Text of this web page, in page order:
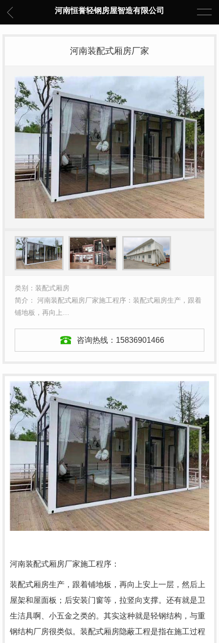
河南恒誉轻钢房屋智造有限公司
河南装配式厢房厂家
类别：装配式厢房
简介： 河南装配式厢房厂家施工程序：装配式厢房生产，跟着
铺地板，再向上…
咨询热线： 15836901466
河南装配式厢房厂家施工程序：
装配式厢房生产，跟着铺地板，再向上安上一层，然后上
屋架和屋面板；后安装门窗等，拉竖向支撑。还有就是卫
生洁具啊、小五金之类的。其实这种就是轻钢结构，与重
钢结构厂房很类似。装配式厢房隐蔽工程是指在施工过程